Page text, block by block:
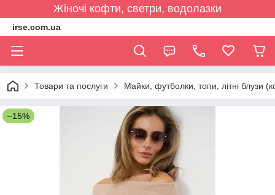
Жіночі кофти, светри, водолазки
irse.com.ua
Товари та послуги Майки, футболки, топи, літні блузи
–15%